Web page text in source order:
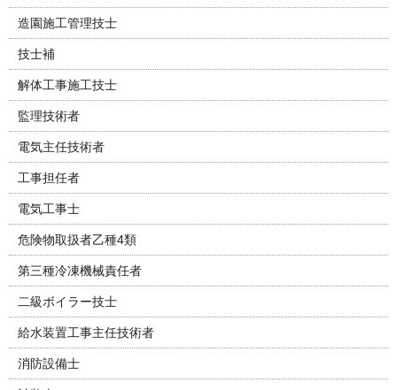
造園施工管理技士
技士補
解体工事施工技士
監理技術者
電気主任技術者
工事担任者
電気工事士
危険物取扱者乙種4類
第三種冷凍機械責任者
二級ボイラー技士
給水装置工事主任技術者
消防設備士